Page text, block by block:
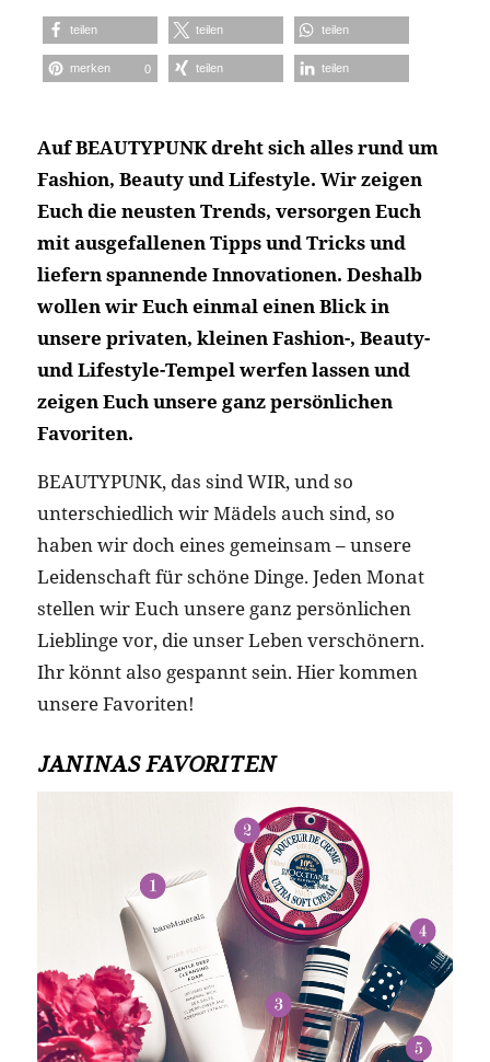
teilen teilen teilen
merken 0 teilen teilen
Auf BEAUTYPUNK dreht sich alles rund um
Fashion, Beauty und Lifestyle. Wir zeigen
Euch die neusten Trends, versorgen Euch
mit ausgefallenen Tipps und Tricks und
liefern spannende Innovationen. Deshalb
wollen wir Euch einmal einen Blick in
unsere privaten, kleinen Fashion-, Beauty-
und Lifestyle-Tempel werfen lassen und
zeigen Euch unsere ganz persönlichen
Favoriten.
BEAUTYPUNK, das sind WIR, und so
unterschiedlich wir Mädels auch sind, so
haben wir doch eines gemeinsam – unsere
Leidenschaft für schöne Dinge. Jeden Monat
stellen wir Euch unsere ganz persönlichen
Lieblinge vor, die unser Leben verschönern.
Ihr könnt also gespannt sein. Hier kommen
unsere Favoriten!
JANINAS FAVORITEN